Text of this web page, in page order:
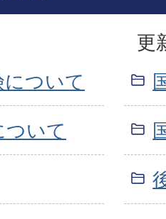
更
ついて
ついて